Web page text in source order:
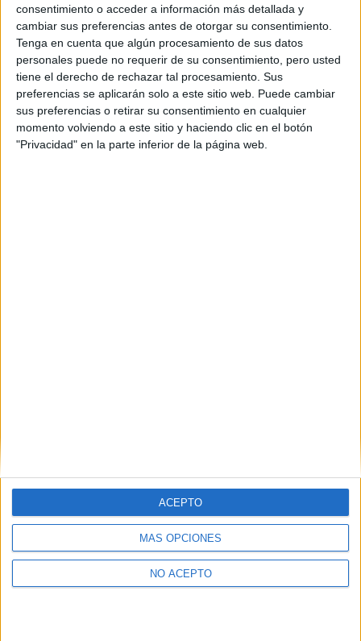
consentimiento o acceder a información más detallada y
cambiar sus preferencias antes de otorgar su consentimiento.
Tenga en cuenta que algún procesamiento de sus datos
personales puede no requerir de su consentimiento, pero usted
tiene el derecho de rechazar tal procesamiento. Sus
preferencias se aplicarán solo a este sitio web. Puede cambiar
sus preferencias o retirar su consentimiento en cualquier
momento volviendo a este sitio y haciendo clic en el botón
"Privacidad" en la parte inferior de la página web.
MÁS OPCIONES
NO ACEPTO
ACEPTO
Doble Grado en Administración y Dirección de Empresas (ADE) +
Doble Grado en Administración y Dirección de Empresas (ADE) +
Doble Grado en Derecho + Relaciones Internacionales
Contactar
Leaflet|©OpenStreetMap